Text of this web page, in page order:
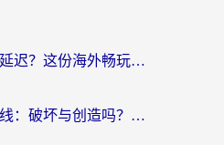
国外打重生细胞有延迟？这份海外畅玩国服游戏加速器终极指南请收好
在欧洲能玩堡垒前线：破坏与创造吗？海外党国服游戏不卡顿的秘密